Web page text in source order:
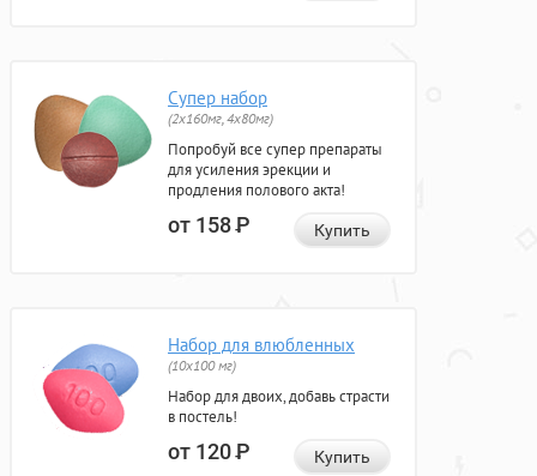
Супер набор
(2х160мг, 4х80мг)
Попробуй все супер препараты
для усиления эрекции и
продления полового акта!
от 158Р Купить
Набор для влюбленных
(10х100 мг)
Набор для двоих, добавь страсти
в постель!
от 120Р Купить